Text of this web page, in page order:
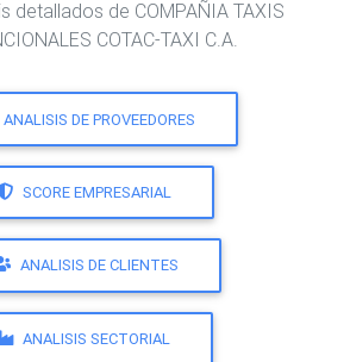
detallados de COMPAÑIA TAXIS
COTAC-TAXI C.A.
ANALISIS DE PROVEEDORES
SCORE EMPRESARIAL
ANALISIS DE CLIENTES
ANALISIS SECTORIAL